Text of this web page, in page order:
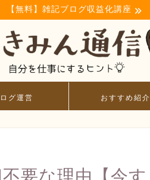
【無料】雑記ブログ収益化講座
グ運営 おすすめ紹介
要な理由【今す